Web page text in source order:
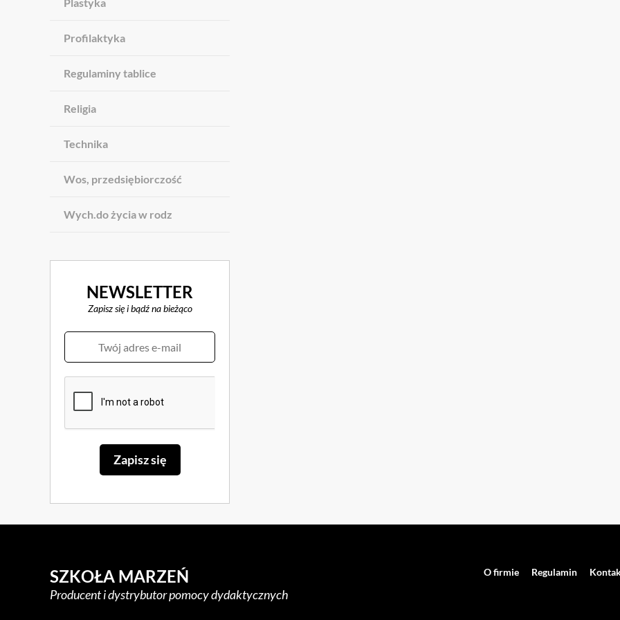
Profilaktyka
Regulaminy tablice
Religia
Technika
Wos, przedsiębiorczość
Wych.do życia w rodz
NEWSLETTER
Zapisz się i bądź na bieżąco
SZKOŁA MARZEŃ
Producent i dystrybutor pomocy dydaktycznych
O firmie Regulamin